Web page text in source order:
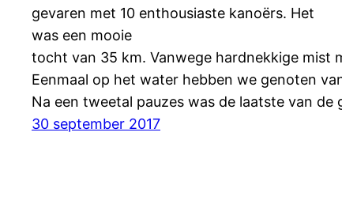
gevaren met 10 enthousiaste kanoërs. Het
was een mooie
tocht van 35 km. Vanwege hardnekkige mist
Eenmaal op het water hebben we genoten
Na een tweetal pauzes was de laatste van de
30 september 2017